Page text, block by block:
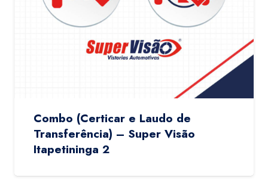
Combo (Certicar e Laudo de
Transferência) – Super Visão
Itapetininga 2